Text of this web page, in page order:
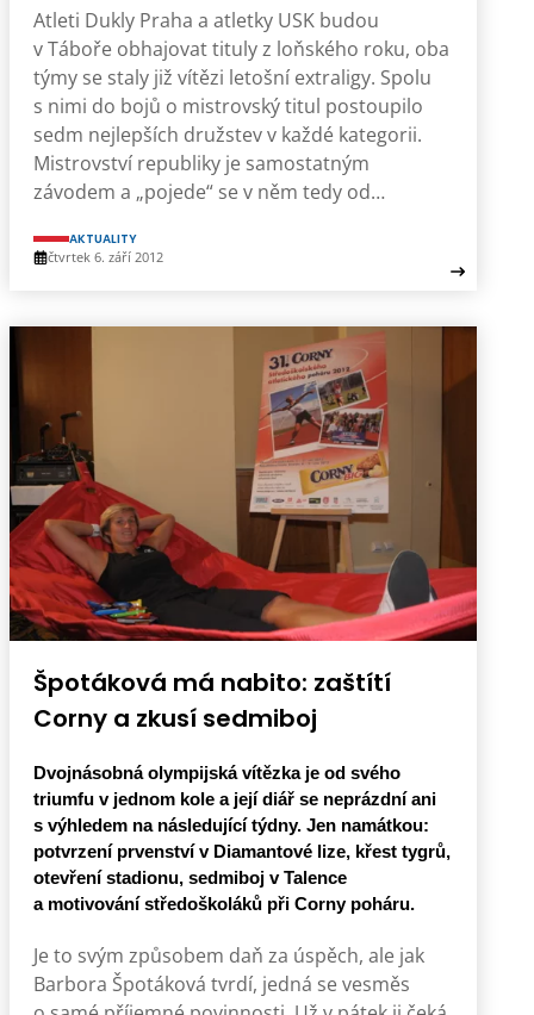
Atleti Dukly Praha a atletky USK budou
v Táboře obhajovat tituly z loňského roku, oba
týmy se staly již vítězi letošní extraligy. Spolu
s nimi do bojů o mistrovský titul postoupilo
sedm nejlepších družstev v každé kategorii.
Mistrovství republiky je samostatným
závodem a „pojede“ se v něm tedy od…
AKTUALITY
čtvrtek 6. září 2012
Špotáková má nabito: zaštítí
Corny a zkusí sedmiboj
Dvojnásobná olympijská vítězka je od svého
triumfu v jednom kole a její diář se neprázdní ani
s výhledem na následující týdny. Jen namátkou:
potvrzení prvenství v Diamantové lize, křest tygrů,
otevření stadionu, sedmiboj v Talence
a motivování středoškoláků při Corny poháru.
Je to svým způsobem daň za úspěch, ale jak
Barbora Špotáková tvrdí, jedná se vesměs